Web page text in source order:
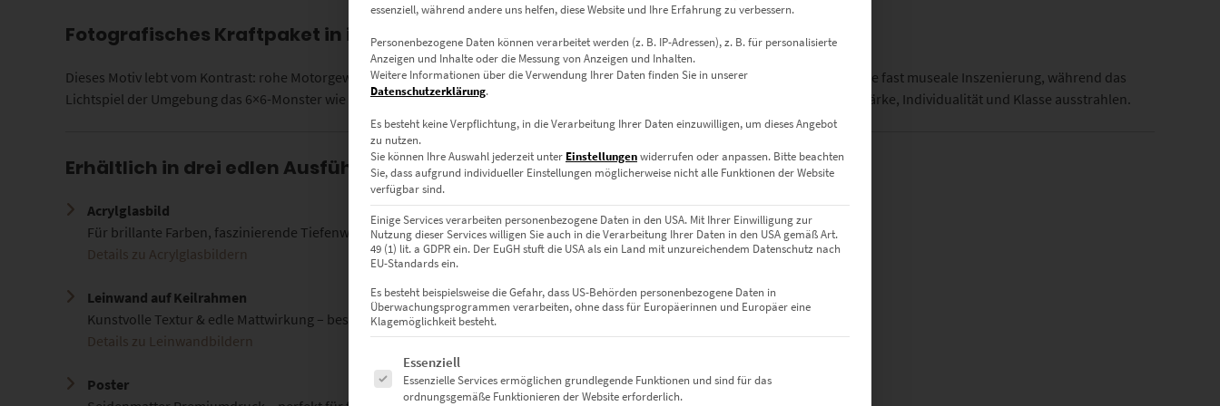
Fotografisches Kraftpaket in ikonischer Szene
Dieses Motiv lebt vom Kontrast: rohe Motorgewalt trifft auf architektonische Eleganz. Der Zaun im Vordergrund verleiht der Szene eine fast museale Inszenierung, während das
Lichtspiel der Umgebung das 6×6-Monster wie ein Ausstellungsstück der Extreme wirken lässt. Ideal für Menschen und Räume, die Stärke, Individualität und Klasse ausstrahlen.
Erhältlich in drei edlen Ausführungen
Acrylglasbild
Für brillante Farben, faszinierende Tiefenwirkung & luxuriöse Präsentation – gefertigt auf 4 mm Acryl, rückseitig auf Alu-Dibond.
Details zu Acrylglasbildern
Leinwand auf Keilrahmen
Kunstvolle Textur & edle Mattwirkung – besonders atmosphärisch in Arbeits- oder Wohnräumen.
Details zu Leinwandbildern
Poster
essenziell, während andere uns helfen, diese Website und Ihre Erfahrung zu verbessern.
Personenbezogene Daten können verarbeitet werden (z. B. IP-Adressen), z. B. für personalisierte
Anzeigen und Inhalte oder die Messung von Anzeigen und Inhalten.
Weitere Informationen über die Verwendung Ihrer Daten finden Sie in unserer
Datenschutzerklärung.
Es besteht keine Verpflichtung, in die Verarbeitung Ihrer Daten einzuwilligen, um dieses Angebot
zu nutzen.
Sie können Ihre Auswahl jederzeit unter Einstellungenwiderrufen oder anpassen. Bitte beachten
Sie, dass aufgrund individueller Einstellungen möglicherweise nicht alle Funktionen der Website
verfügbar sind.
Einige Services verarbeiten personenbezogene Daten in den USA. Mit Ihrer Einwilligung zur
Nutzung dieser Services willigen Sie auch in die Verarbeitung Ihrer Daten in den USA gemäß Art.
49 (1) lit. a GDPR ein. Der EuGH stuft die USA als ein Land mit unzureichendem Datenschutz nach
EU-Standards ein.
Es besteht beispielsweise die Gefahr, dass US-Behörden personenbezogene Daten in
Überwachungsprogrammen verarbeiten, ohne dass für Europäerinnen und Europäer eine
Klagemöglichkeit besteht.
Es folgt eine Liste der Service-Gruppen, für die eine Einwilligung erteilt werden kann. Die erste Service-Gruppe ist essenziell und kann nicht
Essenziell
Essenzielle Services ermöglichen grundlegende Funktionen und sind für das
ordnungsgemäße Funktionieren der Website erforderlich.